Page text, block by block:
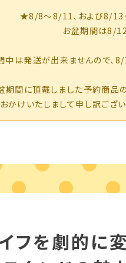
フを劇的に